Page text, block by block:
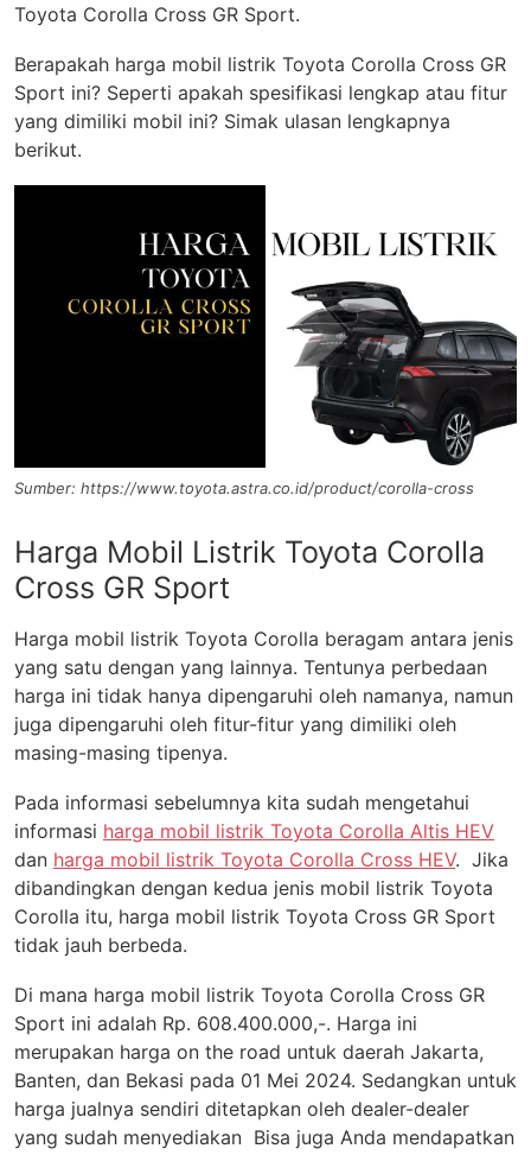
Toyota Corolla Cross GR Sport.
Berapakah harga mobil listrik Toyota Corolla Cross GR
Sport ini? Seperti apakah spesifikasi lengkap atau fitur
yang dimiliki mobil ini? Simak ulasan lengkapnya
berikut.
Sumber: https://www.toyota.astra.co.id/product/corolla-cross
Harga Mobil Listrik Toyota Corolla
Cross GR Sport
Harga mobil listrik Toyota Corolla beragam antara jenis
yang satu dengan yang lainnya. Tentunya perbedaan
harga ini tidak hanya dipengaruhi oleh namanya, namun
juga dipengaruhi oleh fitur-fitur yang dimiliki oleh
masing-masing tipenya.
Pada informasi sebelumnya kita sudah mengetahui
informasi harga mobil listrik Toyota Corolla Altis HEV
dan harga mobil listrik Toyota Corolla Cross HEV. Jika
dibandingkan dengan kedua jenis mobil listrik Toyota
Corolla itu, harga mobil listrik Toyota Cross GR Sport
tidak jauh berbeda.
Di mana harga mobil listrik Toyota Corolla Cross GR
Sport ini adalah Rp. 608.400.000,-. Harga ini
merupakan harga on the road untuk daerah Jakarta,
Banten, dan Bekasi pada 01 Mei 2024. Sedangkan untuk
harga jualnya sendiri ditetapkan oleh dealer-dealer
yang sudah menyediakan Bisa juga Anda mendapatkan